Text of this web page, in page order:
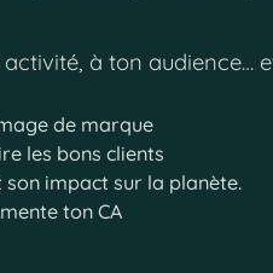
à ton audience…
de marque
les bons clients
impact sur la planète.
ton CA